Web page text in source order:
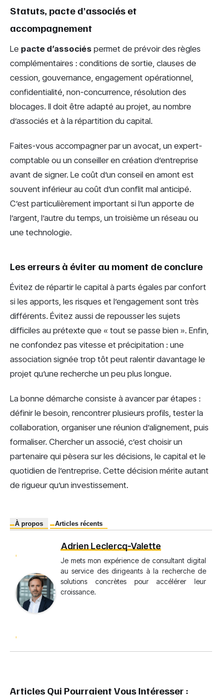
Statuts, pacte d’associés et
accompagnement
Le pacte d’associés permet de prévoir des règles
complémentaires : conditions de sortie, clauses de
cession, gouvernance, engagement opérationnel,
confidentialité, non-concurrence, résolution des
blocages. Il doit être adapté au projet, au nombre
d’associés et à la répartition du capital.
Faites-vous accompagner par un avocat, un expert-
comptable ou un conseiller en création d’entreprise
avant de signer. Le coût d’un conseil en amont est
souvent inférieur au coût d’un conflit mal anticipé.
C’est particulièrement important si l’un apporte de
l’argent, l’autre du temps, un troisième un réseau ou
une technologie.
Les erreurs à éviter au moment de conclure
Évitez de répartir le capital à parts égales par confort
si les apports, les risques et l’engagement sont très
différents. Évitez aussi de repousser les sujets
difficiles au prétexte que « tout se passe bien ». Enfin,
ne confondez pas vitesse et précipitation : une
association signée trop tôt peut ralentir davantage le
projet qu’une recherche un peu plus longue.
La bonne démarche consiste à avancer par étapes :
définir le besoin, rencontrer plusieurs profils, tester la
collaboration, organiser une réunion d’alignement, puis
formaliser. Chercher un associé, c’est choisir un
partenaire qui pèsera sur les décisions, le capital et le
quotidien de l’entreprise. Cette décision mérite autant
de rigueur qu’un investissement.
À propos Articles récents
Adrien Leclercq-Valette
Je mets mon expérience de consultant digital
au service des dirigeants à la recherche de
solutions concrètes pour accélérer leur
croissance.
Articles Qui Pourraient Vous Intéresser :